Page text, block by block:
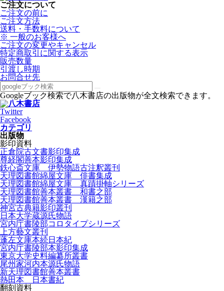
ご注文について
ご注文の前に
ご注文方法
送料・手数料について
※ 一般のお客様へ
ご注文の変更やキャンセル
特定商取引に関する表示
販売数量
引渡し時期
お問合せ先
Googleブック検索で八木書店の出版物が全文検索できます。
Twitter
Facebook
カテゴリ
出版物
影印資料
正倉院古文書影印集成
尊経閣善本影印集成
鉄心斎文庫 伊勢物語古注釈叢刊
天理図書館綿屋文庫 俳書集成
天理図書館綿屋文庫 真蹟掛軸シリーズ
天理図書館善本叢書 和書之部
天理図書館善本叢書 漢籍之部
神宮古典籍影印叢刊
日本大学蔵源氏物語
宮内庁書陵部コロタイプシリーズ
上方藝文叢刊
蓬左文庫本続日本紀
宮内庁書陵部本影印集成
東京大学史料編纂所叢書
尾州家河内本源氏物語
新天理図書館善本叢書
熱田本 日本書紀
翻刻資料